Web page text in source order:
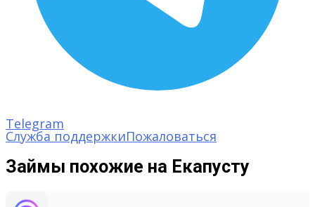
Telegram
Служба поддержкиПожаловаться
Займы похожие на Екапусту